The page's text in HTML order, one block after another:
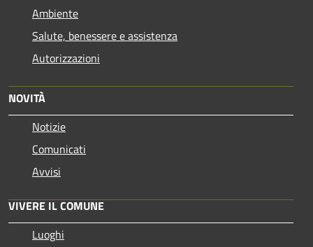
Ambiente
Salute, benessere e assistenza
Autorizzazioni
NOVITÀ
Notizie
Comunicati
Avvisi
VIVERE IL COMUNE
Luoghi